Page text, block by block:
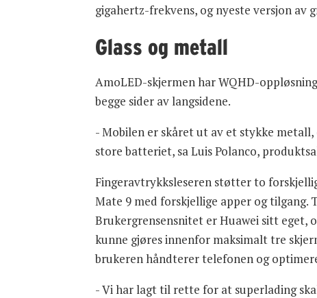
gigahertz-frekvens, og nyeste versjon av
Glass og metall
AmoLED-skjermen har WQHD-
begge sider av langsidene.
- Mobilen er skåret ut av et stykke
store batteriet, sa Luis Polanco,
Fingeravtrykksleseren støtter to
Mate 9 med forskjellige apper og tilgang.
Brukergrensensnitet er Huawei sitt eget,
kunne gjøres innenfor maksimalt tre
brukeren håndterer telefonen og
- Vi har lagt til rette for at superlading